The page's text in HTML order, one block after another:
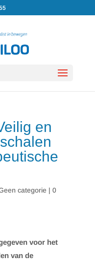
en
categorie | 0
voor het
van de